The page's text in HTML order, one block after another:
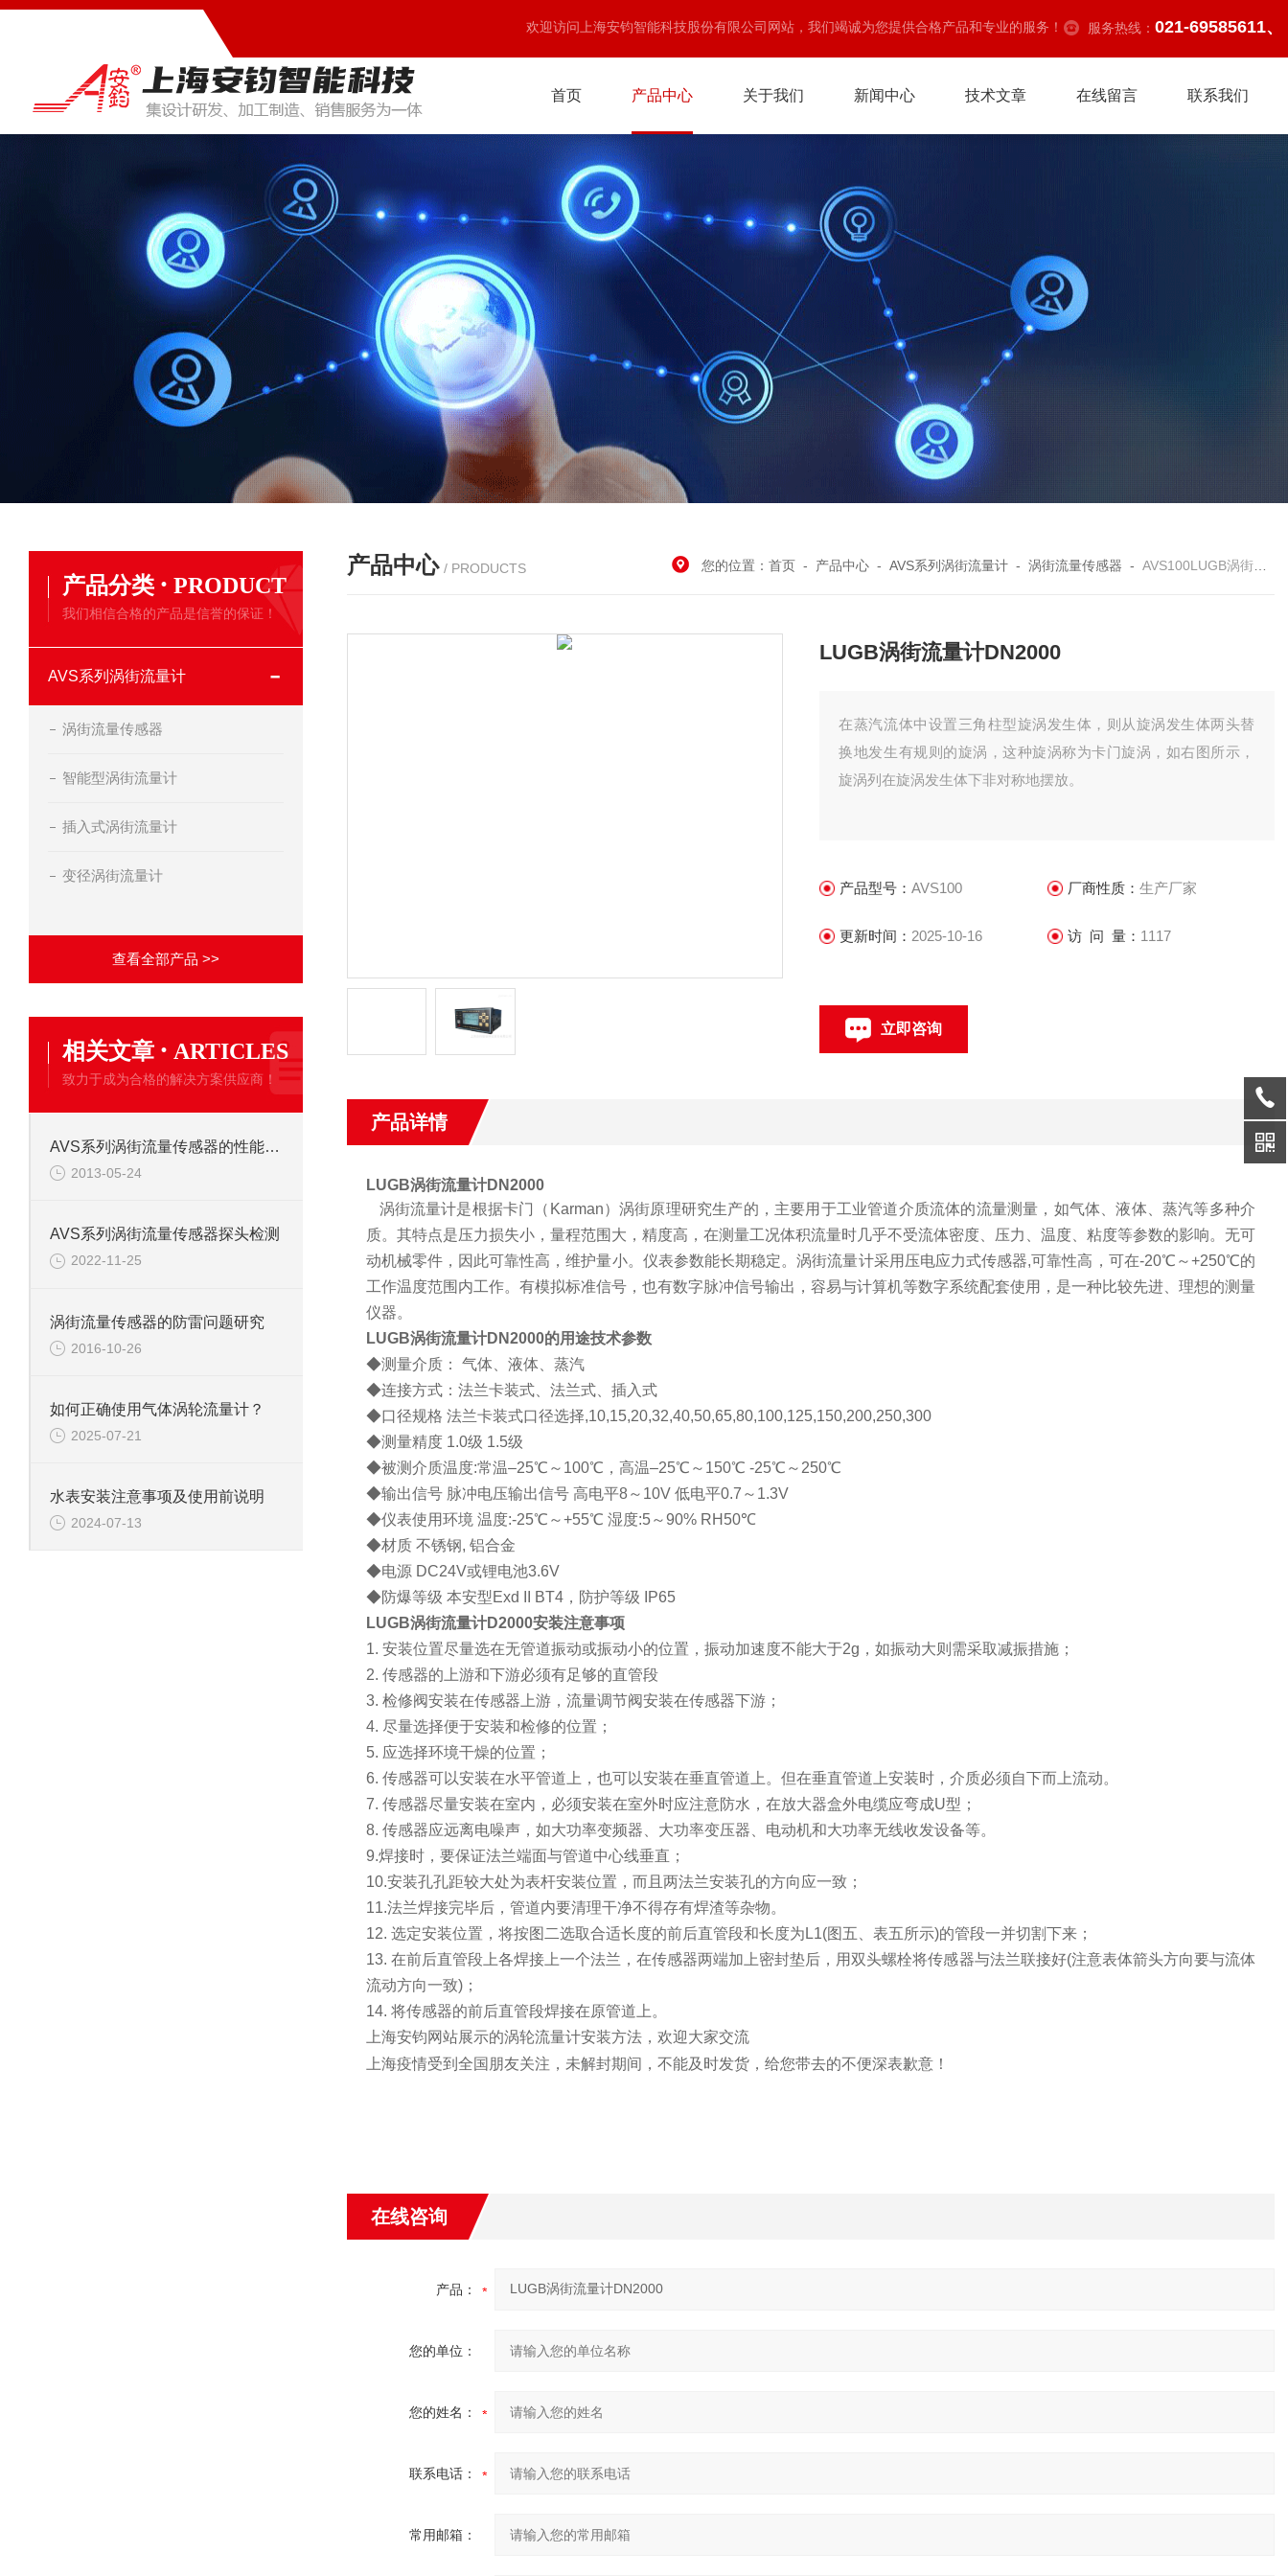
欢迎访问上海安钧智能科技股份有限公司网站，我们竭诚为您提供合格产品和专业的服务！ 服务热线： 021-69585611、
首页 产品中心 关于我们 新闻中心 技术文章 在线留言 联系我们
产品分类 · PRODUCT
我们相信合格的产品是信誉的保证！
AVS系列涡街流量计
涡街流量传感器
智能型涡街流量计
插入式涡街流量计
变径涡街流量计
查看全部产品 >>
相关文章 · ARTICLES
致力于成为合格的解决方案供应商！
AVS系列涡街流量传感器的性能特点
2013-05-24
AVS系列涡街流量传感器探头检测
2022-11-25
涡街流量传感器的防雷问题研究
2016-10-26
如何正确使用气体涡轮流量计？
2025-07-21
水表安装注意事项及使用前说明
2024-07-13
产品中心 / PRODUCTS 您的位置：首页 - 产品中心 -AVS系列涡街流量计 -涡街流量传感器 -AVS100LUGB涡街流量计DN2000
LUGB涡街流量计DN2000
在蒸汽流体中设置三角柱型旋涡发生体，则从旋涡发生体两头替
换地发生有规则的旋涡，这种旋涡称为卡门旋涡，如右图所示，
旋涡列在旋涡发生体下非对称地摆放。
产品型号：AVS100 厂商性质： 生产厂家
更新时间： 2025-10-16 访 问 量： 1117
立即咨询
产品详情
LUGB涡街流量计DN2000
涡街流量计是根据卡门（ Karman）涡街原理研究生产的，主要用于工业管道介质流体的流量测量，如气体、液体、蒸汽等多种介
质。其特点是压力损失小，量程范围大，精度高，在测量工况体积流量时几乎不受流体密度、压力、温度、粘度等参数的影响。无可
动机械零件，因此可靠性高，维护量小。仪表参数能长期稳定。涡街流量计采用压电应力式传感器,可靠性高，可在-20℃～+250℃的
工作温度范围内工作。有模拟标准信号，也有数字脉冲信号输出，容易与计算机等数字系统配套使用，是一种比较先进、理想的测量
仪器。
LUGB涡街流量计DN2000的用途技术参数
◆测量介质： 气体、液体、蒸汽
◆连接方式：法兰卡装式、法兰式、插入式
◆口径规格 法兰卡装式口径选择,10,15,20,32,40,50,65,80,100,125,150,200,250,300
◆测量精度 1.0级 1.5级
◆被测介质温度:常温–25℃～ 100℃，高温–25℃～ 150℃ -25℃～ 250℃
◆输出信号 脉冲电压输出信号 高电平8～ 10V 低电平0.7 ～ 1.3V
◆仪表使用环境 温度:-25℃～+55℃ 湿度:5～90% RH50℃
◆材质 不锈钢, 铝合金
◆电源 DC24V或锂电池3.6V
◆防爆等级 本安型Exd II BT4，防护等级
IP65
LUGB涡街流量计D2000安装注意事项
1. 安装位置尽量选在无管道振动或振动小的位置，振动加速度不能大于2g ，如振动大则需采取减振措施；
2. 传感器的上游和下游必须有足够的直管段
3. 检修阀安装在传感器上游，流量调节阀安装在传感器下游；
4. 尽量选择便于安装和检修的位置；
5. 应选择环境干燥的位置；
6. 传感器可以安装在水平管道上，也可以安装在垂直管道上。但在垂直管道上安装时，介质必须自下而上流动。
7. 传感器尽量安装在室内，必须安装在室外时应注意防水，在放大器盒外电缆应弯成U型；
8. 传感器应远离电噪声，如大功率变频器、大功率变压器、电动机和大功率无线收发设备等。
9.焊接时，要保证法兰端面与管道中心线垂直；
10.安装孔孔距较大处为表杆安装位置，而且两法兰安装孔的方向应一致；
11.法兰焊接完毕后，管道内要清理干净不得存有焊渣等杂物。
12. 选定安装位置，将按图二选取合适长度的前后直管段和长度为 L1(图五、表五所示)的管段一并切割下来；
13. 在前后直管段上各焊接上一个法兰，在传感器两端加上密封垫后，用双头螺栓将传感器与法兰联接好(注意表体箭头方向要与流体
流动方向一致)；
14. 将传感器的前后直管段焊接在原管道上。
上海安钧网站展示的涡轮流量计安装方法，欢迎大家交流
上海疫情受到全国朋友关注，未解封期间，不能及时发货，给您带去的不便深表歉意！
在线咨询
产品：
您的单位：
您的姓名：
联系电话：
常用邮箱：